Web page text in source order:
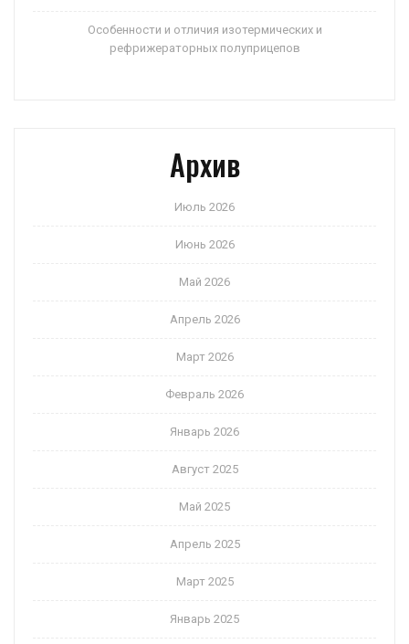
Особенности и отличия изотермических и
рефрижераторных полуприцепов
Архив
Июль 2026
Июнь 2026
Май 2026
Апрель 2026
Март 2026
Февраль 2026
Январь 2026
Август 2025
Май 2025
Апрель 2025
Март 2025
Январь 2025